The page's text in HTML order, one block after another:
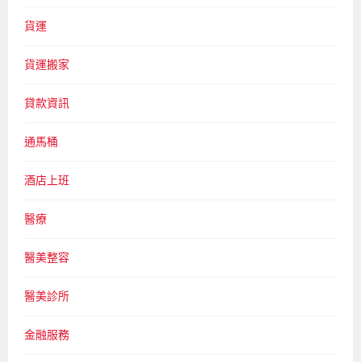
貨運
貨運搬家
貸款資訊
通馬桶
酒店上班
醫療
醫美整容
醫美診所
金融服務